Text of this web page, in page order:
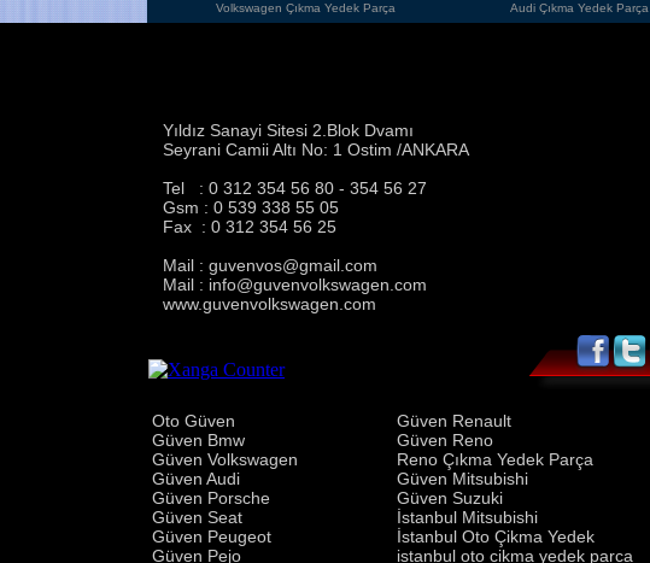
Volkswagen Çıkma Yedek Parça Audi Çıkma Yedek Parça
Yıldız Sanayi Sitesi 2.Blok Dvamı
Seyrani Camii Altı No: 1 Ostim /ANKARA
Tel : 0 312 354 56 80 - 354 56 27
Gsm : 0 539 338 55 05
Fax : 0 312 354 56 25
Mail : guvenvos@gmail.com
Mail : info@guvenvolkswagen.com
www.guvenvolkswagen.com
Oto Güven
Güven Bmw
Güven Volkswagen
Güven Audi
Güven Porsche
Güven Seat
Güven Peugeot
Güven Pejo
Güven Renault
Güven Reno
Reno Çıkma Yedek Parça
Güven Mitsubishi
Güven Suzuki
İstanbul Mitsubishi
İstanbul Oto Çikma Yedek
istanbul oto cikma yedek parca